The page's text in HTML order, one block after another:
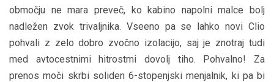
območju ne mara preveč, ko kabino napolni malce bolj
nadležen zvok trivaljnika. Vseeno pa se lahko novi Clio
pohvali z zelo dobro zvočno izolacijo, saj je znotraj tudi
med avtocestnimi hitrostmi dovolj tiho. Pohvalno! Za
prenos moči skrbi soliden 6-stopenjski menjalnik, ki pa bi